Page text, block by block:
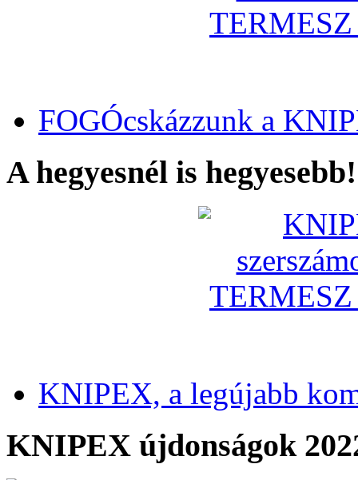
FOGÓcskázzunk a
A hegyesnél is hegyesebb!
KNIPEX, a legújabb
KNIPEX újdonságok